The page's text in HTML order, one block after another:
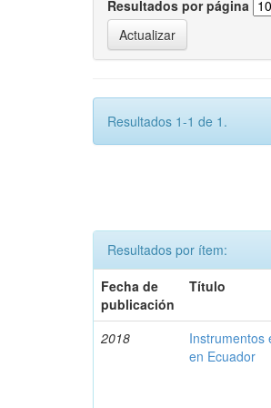
Resultados por página
Resultados 1-1 de 1.
Resultados por ítem:
Fecha de
publicación
Título
2018
Instrumentos
en Ecuador